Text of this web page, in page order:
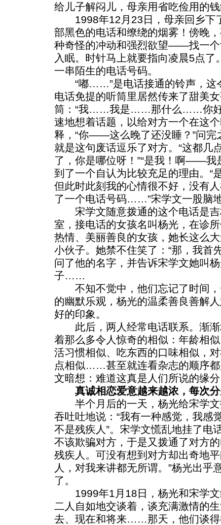
给儿子解闷儿，母亲用省吃俭用的
1998年12月23日，母亲回乡下
部黑色的电话和缭绕的烟雾！傍晚
种奇怪的冲动和强烈欲望——找一个
入眠。时针马上就要指向凌晨5点
一串陌生的电话号码。
“嘟……”是电话接通的铃声，这令
电话免提的听筒里居然传来了甜美
筒：“我……我是……那什么……你
速地想着话题，以给对方一个在这
释，“你——这么晚了还没睡？”问完
就是这句废话逗乐了对方。“这都几
了，你是哪位呀！”“是我！啊——
到了一个自认为比较充足的理由。“
但此时此刻我的心情很不好，没有
了一个电话号码……”宋学文一股脑
宋学文随意拨通的这个电话是吉
室，接电话的女孩名叫杨光，在诊
热情、美丽善良的女孩，她长这么
小伙子。她禁不住笑了：“那，我首
问了他的名字，并告诉宋学文她叫
子……
不知不觉中，他们忘记了时间，
的幽默乐观，杨光的温柔善良善解
好的印象。
此后，两人经常电话联系。渐渐
着那么多令人惊奇的相似：年龄相
活习惯相似、吃东西的口味相似，
点相似……甚至就连看杂志的顺序
文暗想：难道这真是人们所说的缘
真诚相恋爱意越来越浓，每次
半个月后的一天，杨光给宋学文
吞吐吐地说：“我有一种感觉，我感
不是残疾人”。宋学文慌乱地挂了电
不该欺骗对方，于是又拨通了对方
残疾人。可没有想到对方却出奇地
人，对我来讲都无所谓。”杨光出乎
了。
1999年1月18日，杨光和宋学文
二人自如地交谈着，谈充满激情的
去、现在和将来……那天，他们谈